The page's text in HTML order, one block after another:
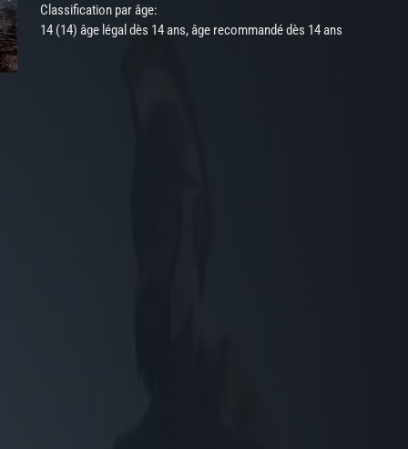
Classification par âge:
14 (14) âge légal dès 14 ans, âge recommandé dès 14 ans